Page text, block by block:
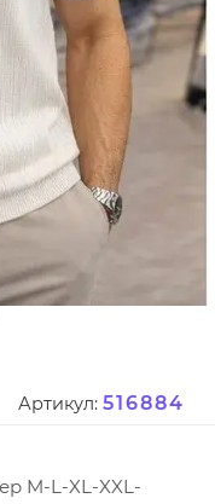
Артикул: 516884
M-L-XL-XXL-